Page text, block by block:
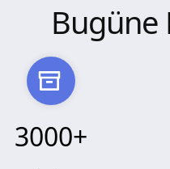
Bugüne
3000+